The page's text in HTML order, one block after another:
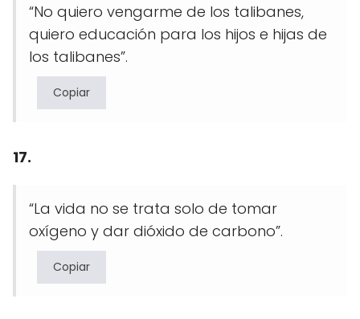
“No quiero vengarme de los talibanes,
quiero educación para los hijos e hijas de
los talibanes”.
Copiar
17.
“La vida no se trata solo de tomar
oxígeno y dar dióxido de carbono”.
Copiar